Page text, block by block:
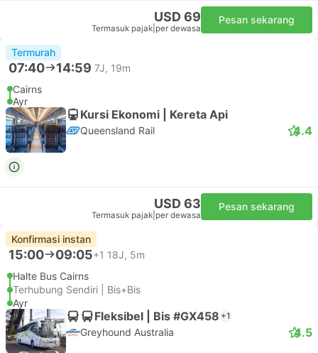
USD 69
Termasuk pajak per dewasa
Pesan sekarang
Termurah
07:40 14:59 7J, 19m
Cairns
Ayr
Kursi Ekonomi | Kereta Api
Queensland Rail 4.4
USD 63
Termasuk pajak per dewasa
Pesan sekarang
Konfirmasi instan
15:00 09:05+1 18J, 5m
Halte Bus Cairns
Terhubung Sendiri | Bis+Bis
Ayr
Fleksibel | Bis #GX458 +1
Greyhound Australia 4.5